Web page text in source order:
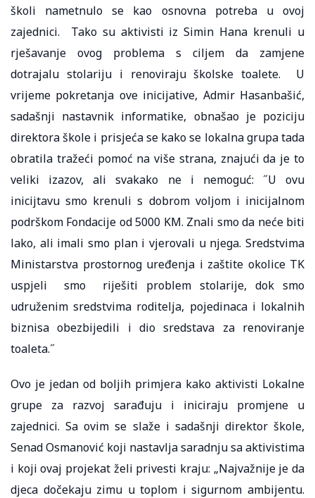
školi nametnulo se kao osnovna potreba u ovoj
zajednici. Tako su aktivisti iz Simin Hana krenuli u
rješavanje ovog problema s ciljem da zamjene
dotrajalu stolariju i renoviraju školske toalete. U
vrijeme pokretanja ove inicijative, Admir Hasanbašić,
sadašnji nastavnik informatike, obnašao je poziciju
direktora škole i prisjeća se kako se lokalna grupa tada
obratila tražeći pomoć na više strana, znajući da je to
veliki izazov, ali svakako ne i nemoguć: ˝U ovu
inicijtavu smo krenuli s dobrom voljom i inicijalnom
podrškom Fondacije od 5000 KM. Znali smo da neće biti
lako, ali imali smo plan i vjerovali u njega. Sredstvima
Ministarstva prostornog uređenja i zaštite okolice TK
uspjeli smo riješiti problem stolarije, dok smo
udruženim sredstvima roditelja, pojedinaca i lokalnih
biznisa obezbijedili i dio sredstava za renoviranje
toaleta.˝
Ovo je jedan od boljih primjera kako aktivisti Lokalne
grupe za razvoj sarađuju i iniciraju promjene u
zajednici. Sa ovim se slaže i sadašnji direktor škole,
Senad Osmanović koji nastavlja saradnju sa aktivistima
i koji ovaj projekat želi privesti kraju: „Najvažnije je da
djeca dočekaju zimu u toplom i sigurnom ambijentu.